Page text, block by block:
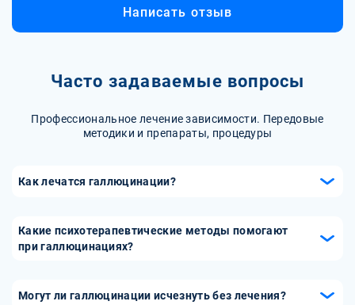
Написать отзыв
Часто задаваемые вопросы
Профессиональное лечение зависимости. Передовые
методики и препараты, процедуры
Как лечатся галлюцинации?
применяется комплексный подход, включающий
психотерапию, медикаментозное лечение (например,
специалистом, который сможет установить точный
Какие психотерапевтические методы помогают
при галлюцинациях?
галлюцинаций являются когнитивно-поведенческая
Могут ли галлюцинации исчезнуть без лечения?